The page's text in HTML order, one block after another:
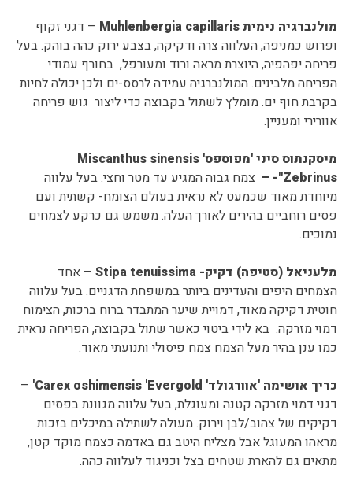
מולנברגיה נימיתMuhlenbergia capillaris – דגני זקוף
ופרוש כמניפה, העלווה צרה ודקיקה, בצבע ירוק כהה בוהק. בעל
פריחה יפהפיה, היוצרת מראה ורוד ומעורפל, בחורף עמודי
הפריחה מלבינים. המולנברגיה עמידה לרסס-ים ולכן יכולה לחיות
בקרבת חוף ים. מומלץ לשתול בקבוצה כדי ליצור גוש פריחה
אוורירי ומעניין.
מיסקנתוס סיני 'מפוספס' Miscanthus sinensis
'Zebrinus'-
– צמח גבוה המגיע עד מטר וחצי. בעל עלווה
מיוחדת מאוד שכמעט לא נראית בעולם הצומח- קשתית ועם
פסים רוחביים בהירים לאורך העלה. משמש גם כרקע לצמחים
נמוכים.
מלעניאל (סטיפה) דקיק- Stipa tenuissima – אחד
הצמחים היפים והעדינים ביותר במשפחת הדגניים. בעל עלווה
חוטית דקיקה מאוד, דמויית שיער המתבדר ברוח ברכות, הצימוח
דמוי מזרקה. בא לידי ביטוי כאשר שתול בקבוצה, הפריחה נראית
כמו ענן בהיר מעל הצמח צמח פיסולי ותנועתי מאוד.
כריך אושימה 'אוורגולד' Carex oshimensis 'Evergold
'
–
דגני דמוי מזרקה קטנה ומעוגלת, בעל עלווה מגוונת בפסים
דקיקים של צהוב/לבן וירוק. מעולה לשתילה במיכלים בזכות
מראהו המעוגל אבל מצליח היטב גם באדמה כצמח מוקד קטן,
מתאים גם להארת שטחים בצל וכניגוד לעלווה כהה.